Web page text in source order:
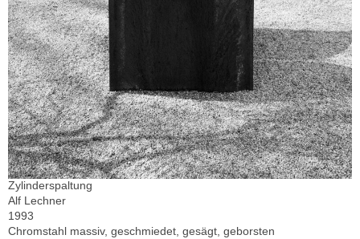
Zylinderspaltung
Alf Lechner
1993
Chromstahl massiv, geschmiedet, gesägt, geborsten